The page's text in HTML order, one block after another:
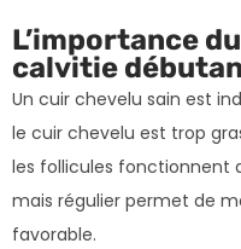
L’importance
calvitie
Un cuir chevelu sain est
le cuir chevelu est trop
les follicules fonctionnent
mais régulier permet de
favorable.